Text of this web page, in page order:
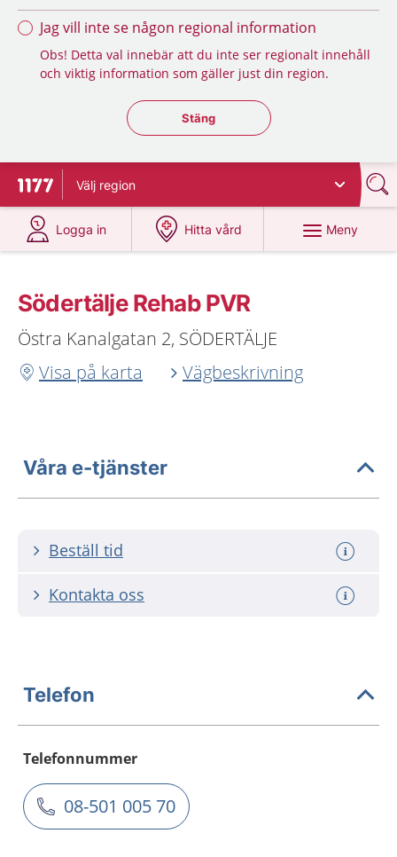
Jag vill inte se någon regional information
Obs! Detta val innebär att du inte ser regionalt innehåll
och viktig information som gäller just din region.
Stäng regionsväljaren
Stäng
Till startsidan för 1177
Välj region
Logga in
på 1177.se
Hitta vård
på 1177.se
Meny
Södertälje Rehab PVR
Östra Kanalgatan 2, SÖDERTÄLJE
Visa på karta
Vägbeskrivning
Våra e-tjänster
Beställ tid
Kontakta oss
Telefon
Telefonnummer
08-501 005 70